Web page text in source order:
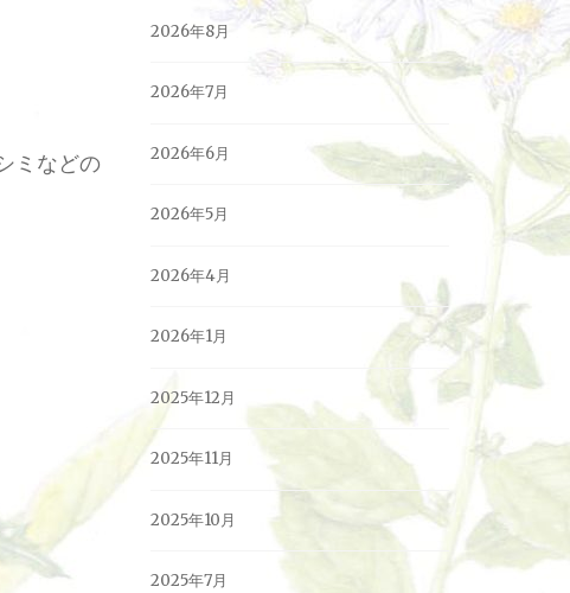
ミなどの
2026年8月
2026年7月
2026年6月
2026年5月
2026年4月
2026年1月
2025年12月
2025年11月
2025年10月
2025年7月